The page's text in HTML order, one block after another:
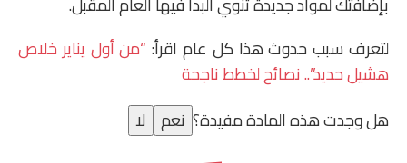
لتعرف سبب حدوث هذا كل عام اقرأ: “من أول يناير خلاص
هشيل حديد”.. نصائح لخطط ناجحة
هل وجدت هذه المادة مفيدة؟ نعم لا